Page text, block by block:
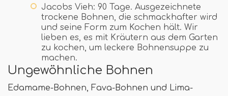
Jacobs Vieh: 90 Tage. Ausgezeichnete
trockene Bohnen, die schmackhafter wird
und seine Form zum Kochen hält. Wir
lieben es, es mit Kräutern aus dem Garten
zu kochen, um leckere Bohnensuppe zu
machen.
Ungewöhnliche Bohnen
Edamame-Bohnen, Fava-Bohnen und Lima-